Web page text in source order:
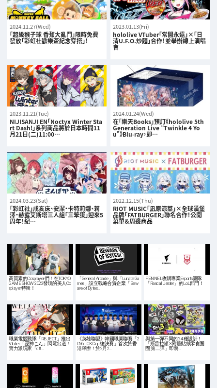
2024.11.27(Wed)
「超級猴子球 香蕉大亂鬥」限時免費
發放「彩虹社歡樂盃紀念穿搭」！
2023.01.13(Fri)
hololive VTuber「常闇永遠」×「日
清U.F.O.炒麵」合作！並舉辦線上演唱
會
2023.11.21(Tue)
NIJISANJI EN「Noctyx Winter Sta
rt Dash!」系列商品將於日本時間11
月21日(二)11:00…
2024.01.24(Wed)
在「樂天Books」預訂《hololive 5th
Generation Live “Twinkle 4 Yo
u”》Blu-ray，即…
2024.03.23(Sat)
「彩虹社」戌亥床、安潔・卡特莉娜、莉
澤・赫露艾斯塔三人組「三笨蛋」迎來5
周年！紀…
2022.12.15(Thu)
RIOT MUSIC「凪原涼菜」×全球漢堡
品牌「FATBURGER」聯名合作！公開
菜單＆周邊商品
高質素的Cosplayer們！在TOKYO
GAME SHOW 2022發現的美人Co
splayer特輯！
「General Arcade」與「Lunate Ga
mes」設立戰略合資企業「Bew
are of Bytes…
FENNEL收購專業Esports團隊
「Rascal Jester」的LoL部門！
職業電競戰隊「REJECT」推出
Vtuber「巫神こん」閃電出道！
實力派玩家「dtt…
《英雄聯盟》韓國職業聯賽「2
026 LCK Cup 總決賽」首次於香
港舉辦！於2月2…
與第一彈不同的 24 種設計！
「斯普拉頓 3 附贈貼紙零食圈
圈 第二彈」即將…